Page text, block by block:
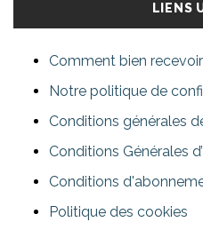
LIENS
Comment bien
Notre politique de
Conditions générales
Conditions Générales
Conditions
Politique des cookies